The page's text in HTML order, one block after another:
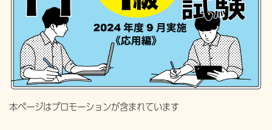
本ページはプロモーションが含まれています